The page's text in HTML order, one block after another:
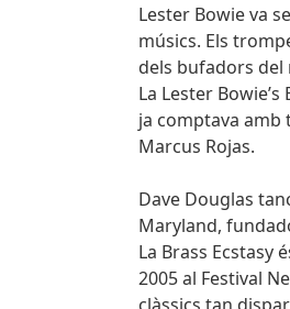
Body
Lester Bowie va
músics. Els
dels bufadors
La Lester
ja comptava amb
Marcus Rojas.
Dave Douglas
Maryland,
La Brass
2005 al Festival